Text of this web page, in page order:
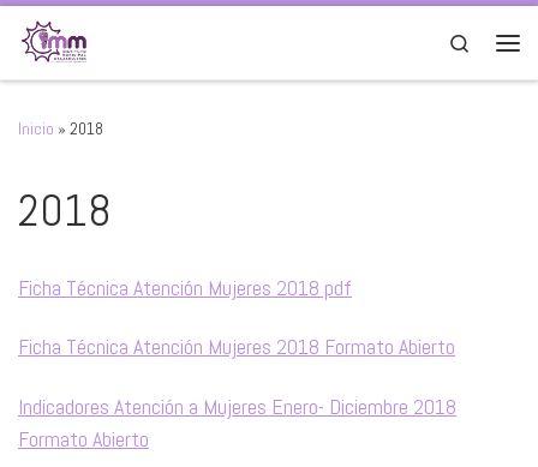
Saltar al contenido
Search
Inicio » 2018
2018
Ficha Técnica Atención Mujeres 2018 pdf
Ficha Técnica Atención Mujeres 2018 Formato Abierto
Indicadores Atención a Mujeres Enero- Diciembre 2018
Formato Abierto